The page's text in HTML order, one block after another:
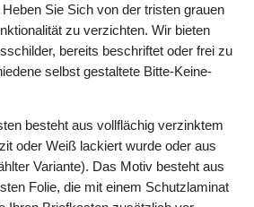
Sie Sich von der tristen grauen
zu verzichten. Wir bieten
bereits beschriftet oder frei zu
selbst gestaltete Bitte-Keine-
besteht aus vollflächig verzinktem
oder Weiß lackiert wurde oder aus
Variante). Das Motiv besteht aus
Folie, die mit einem Schutzlaminat